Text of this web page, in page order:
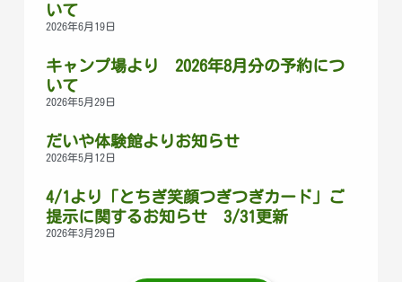
いて
2026年6月19日
キャンプ場より 2026年8月分の予約につ
いて
2026年5月29日
だいや体験館よりお知らせ
2026年5月12日
4/1より「とちぎ笑顔つぎつぎカード」ご
提示に関するお知らせ 3/31更新
2026年3月29日